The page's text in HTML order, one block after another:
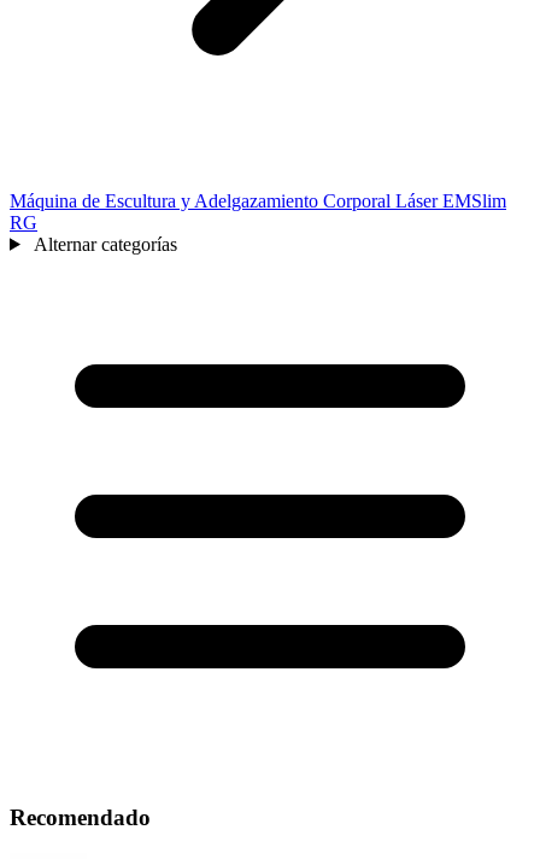
Máquina de Escultura y Adelgazamiento Corporal Láser EMSlim
RG
Alternar categorías
Recomendado